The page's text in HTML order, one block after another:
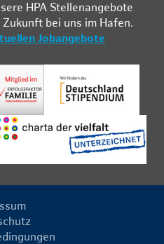
HPA Stel­len­an­ge­bo­te
bei uns im Ha­fen.
Jobangebote